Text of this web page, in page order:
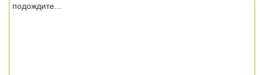
подождите...